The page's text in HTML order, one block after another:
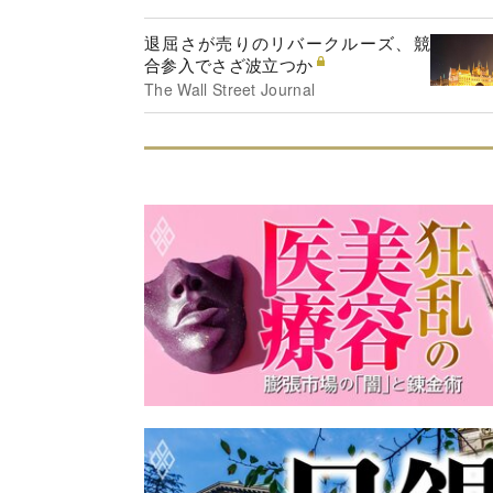
退屈さが売りのリバークルーズ、競
合参入でさざ波立つか
The Wall Street Journal